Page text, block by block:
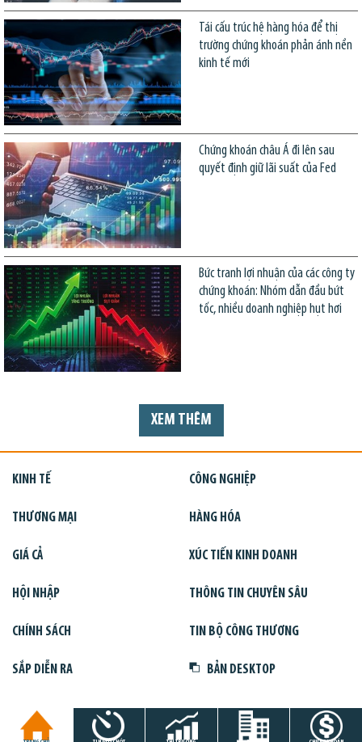
Tái cấu trúc hệ hàng hóa để thị
trường chứng khoán phản ánh nền
kinh tế mới
Chứng khoán châu Á đi lên sau
quyết định giữ lãi suất của Fed
Bức tranh lợi nhuận của các công ty
chứng khoán: Nhóm dẫn đầu bứt
tốc, nhiều doanh nghiệp hụt hơi
XEM THÊM
KINH TẾ CÔNG NGHIỆP
THƯƠNG MẠI HÀNG HÓA
GIÁ CẢ XÚC TIẾN KINH DOANH
HỘI NHẬP THÔNG TIN CHUYÊN SÂU
CHÍNH SÁCH TIN BỘ CÔNG THƯƠNG
SẮP DIỄN RA BẢN DESKTOP